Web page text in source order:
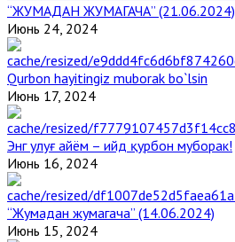
“ЖУМАДАН ЖУМАГАЧА” (21.06.2024)
Июнь 24, 2024
Qurbon hayitingiz muborak bo`lsin
Июнь 17, 2024
Энг улуғ айём – ийд қурбон муборак!
Июнь 16, 2024
“Жумадан жумагача” (14.06.2024)
Июнь 15, 2024